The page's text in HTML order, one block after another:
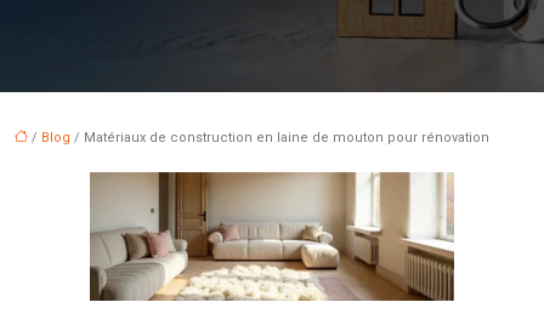
/ Blog / Matériaux de construction en laine de mouton pour rénovation